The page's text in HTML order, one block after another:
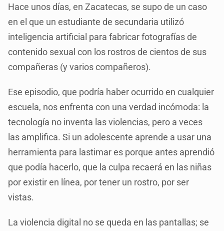
Hace unos días, en Zacatecas, se supo de un caso
en el que un estudiante de secundaria utilizó
inteligencia artificial para fabricar fotografías de
contenido sexual con los rostros de cientos de sus
compañeras (y varios compañeros).
Ese episodio, que podría haber ocurrido en cualquier
escuela, nos enfrenta con una verdad incómoda: la
tecnología no inventa las violencias, pero a veces
las amplifica. Si un adolescente aprende a usar una
herramienta para lastimar es porque antes aprendió
que podía hacerlo, que la culpa recaerá en las niñas
por existir en línea, por tener un rostro, por ser
vistas.
La violencia digital no se queda en las pantallas; se